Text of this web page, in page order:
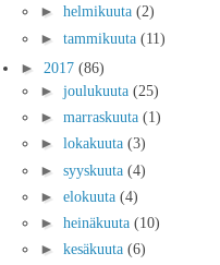
► helmikuuta (2)
► tammikuuta (11)
► 2017 (86)
► joulukuuta (25)
► marraskuuta (1)
► lokakuuta (3)
► syyskuuta (4)
► elokuuta (4)
► heinäkuuta (10)
► kesäkuuta (6)